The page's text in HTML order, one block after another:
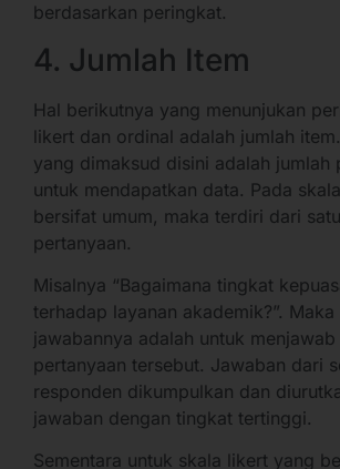
berdasarkan peringkat.
4. Jumlah Item
Hal berikutnya yang menunjukan
likert dan ordinal adalah jumlah
yang dimaksud disini adalah jumlah
untuk mendapatkan data. Pada
bersifat umum, maka terdiri dari
pertanyaan.
Misalnya “Bagaimana tingkat
terhadap layanan akademik?”. Maka
jawabannya adalah untuk menjawab
pertanyaan tersebut. Jawaban dari
responden dikumpulkan dan
jawaban dengan tingkat tertinggi.
Sementara untuk skala likert yang